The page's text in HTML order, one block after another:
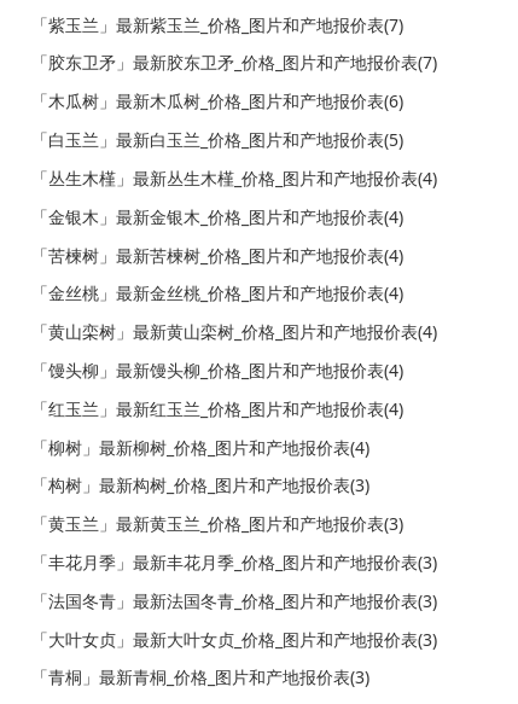
「紫玉兰」最新紫玉兰_价格_图片和产地报价表(7)
「胶东卫矛」最新胶东卫矛_价格_图片和产地报价表(7)
「木瓜树」最新木瓜树_价格_图片和产地报价表(6)
「白玉兰」最新白玉兰_价格_图片和产地报价表(5)
「丛生木槿」最新丛生木槿_价格_图片和产地报价表(4)
「金银木」最新金银木_价格_图片和产地报价表(4)
「苦楝树」最新苦楝树_价格_图片和产地报价表(4)
「金丝桃」最新金丝桃_价格_图片和产地报价表(4)
「黄山栾树」最新黄山栾树_价格_图片和产地报价表(4)
「馒头柳」最新馒头柳_价格_图片和产地报价表(4)
「红玉兰」最新红玉兰_价格_图片和产地报价表(4)
「柳树」最新柳树_价格_图片和产地报价表(4)
「构树」最新构树_价格_图片和产地报价表(3)
「黄玉兰」最新黄玉兰_价格_图片和产地报价表(3)
「丰花月季」最新丰花月季_价格_图片和产地报价表(3)
「法国冬青」最新法国冬青_价格_图片和产地报价表(3)
「大叶女贞」最新大叶女贞_价格_图片和产地报价表(3)
「青桐」最新青桐_价格_图片和产地报价表(3)